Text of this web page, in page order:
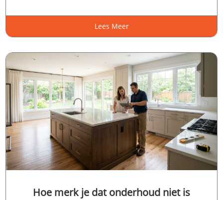
Lees Meer
Hoe merk je dat onderhoud niet is